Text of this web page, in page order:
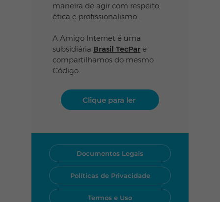
maneira de agir com respeito,
ética e profissionalismo.
A Amigo Internet é uma
subsidiária Brasil TecPar e
compartilhamos do mesmo
Código.
Clique para ler
Documentos Legais
Políticas de Privacidade
Termos e Uso